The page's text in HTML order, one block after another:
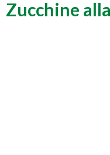
Zucchine